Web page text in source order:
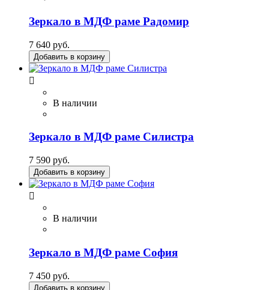
Зеркало в МДФ раме Радомир
7 640 руб.
Добавить в корзину

В наличии
Зеркало в МДФ раме Силистра
7 590 руб.
Добавить в корзину

В наличии
Зеркало в МДФ раме София
7 450 руб.
Добавить в корзину